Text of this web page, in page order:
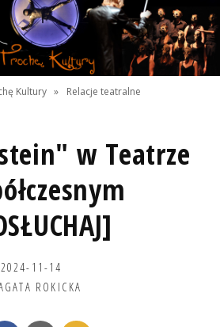
Kultury » Relacje teatralne
w Teatrze
2024-11-14
ROKICKA